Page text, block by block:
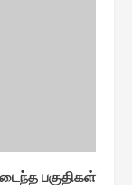
பகுதிகள்